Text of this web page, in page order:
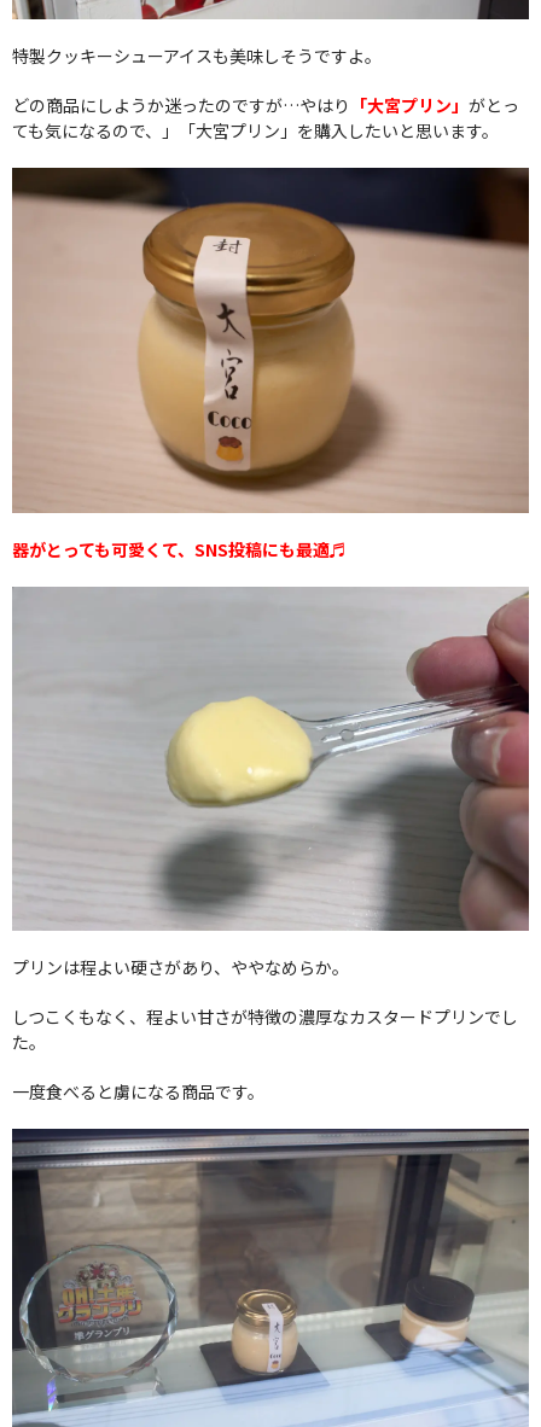
特製クッキーシューアイスも美味しそうですよ。
どの商品にしようか迷ったのですが…やはり 「大宮プリン」 がとっ
ても気になるので、」「大宮プリン」を購入したいと思います。
器がとっても可愛くて、SNS投稿にも最適♬
プリンは程よい硬さがあり、ややなめらか。
しつこくもなく、程よい甘さが特徴の濃厚なカスタードプリンでし
た。
一度食べると虜になる商品です。